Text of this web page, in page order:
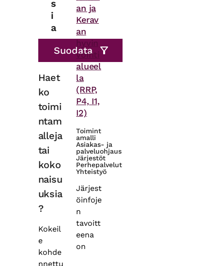
s
i
a
Haet
ko
toimi
ntam
alleja
tai
koko
naisu
uksia
?
Kokeil
e
kohde
nnettu
an ja
Kerav
an
hyvin
vointi
alueel
la
(RRP,
P4, I1,
I2)
Toimint
amalli
Asiakas- ja
palveluohjaus
Järjestöt
Perhepalvelut
Yhteistyö
Järjest
öinfoje
n
tavoitt
eena
on